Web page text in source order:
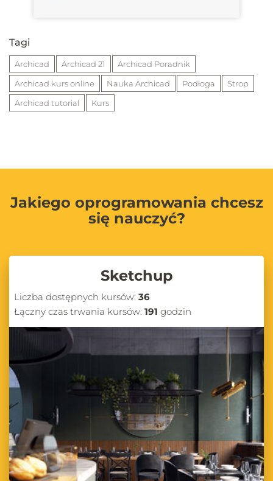
Tagi
Archicad Archicad 21
Archicad Poradnik
Archicad kurs online
Nauka Archicad Podłoga
Strop
Archicad tutorial
Kurs
Jakiego oprogramowania chcesz
się nauczyć?
Sketchup
Liczba dostępnych kursów: 36
Łączny czas trwania kursów: 191 godzin